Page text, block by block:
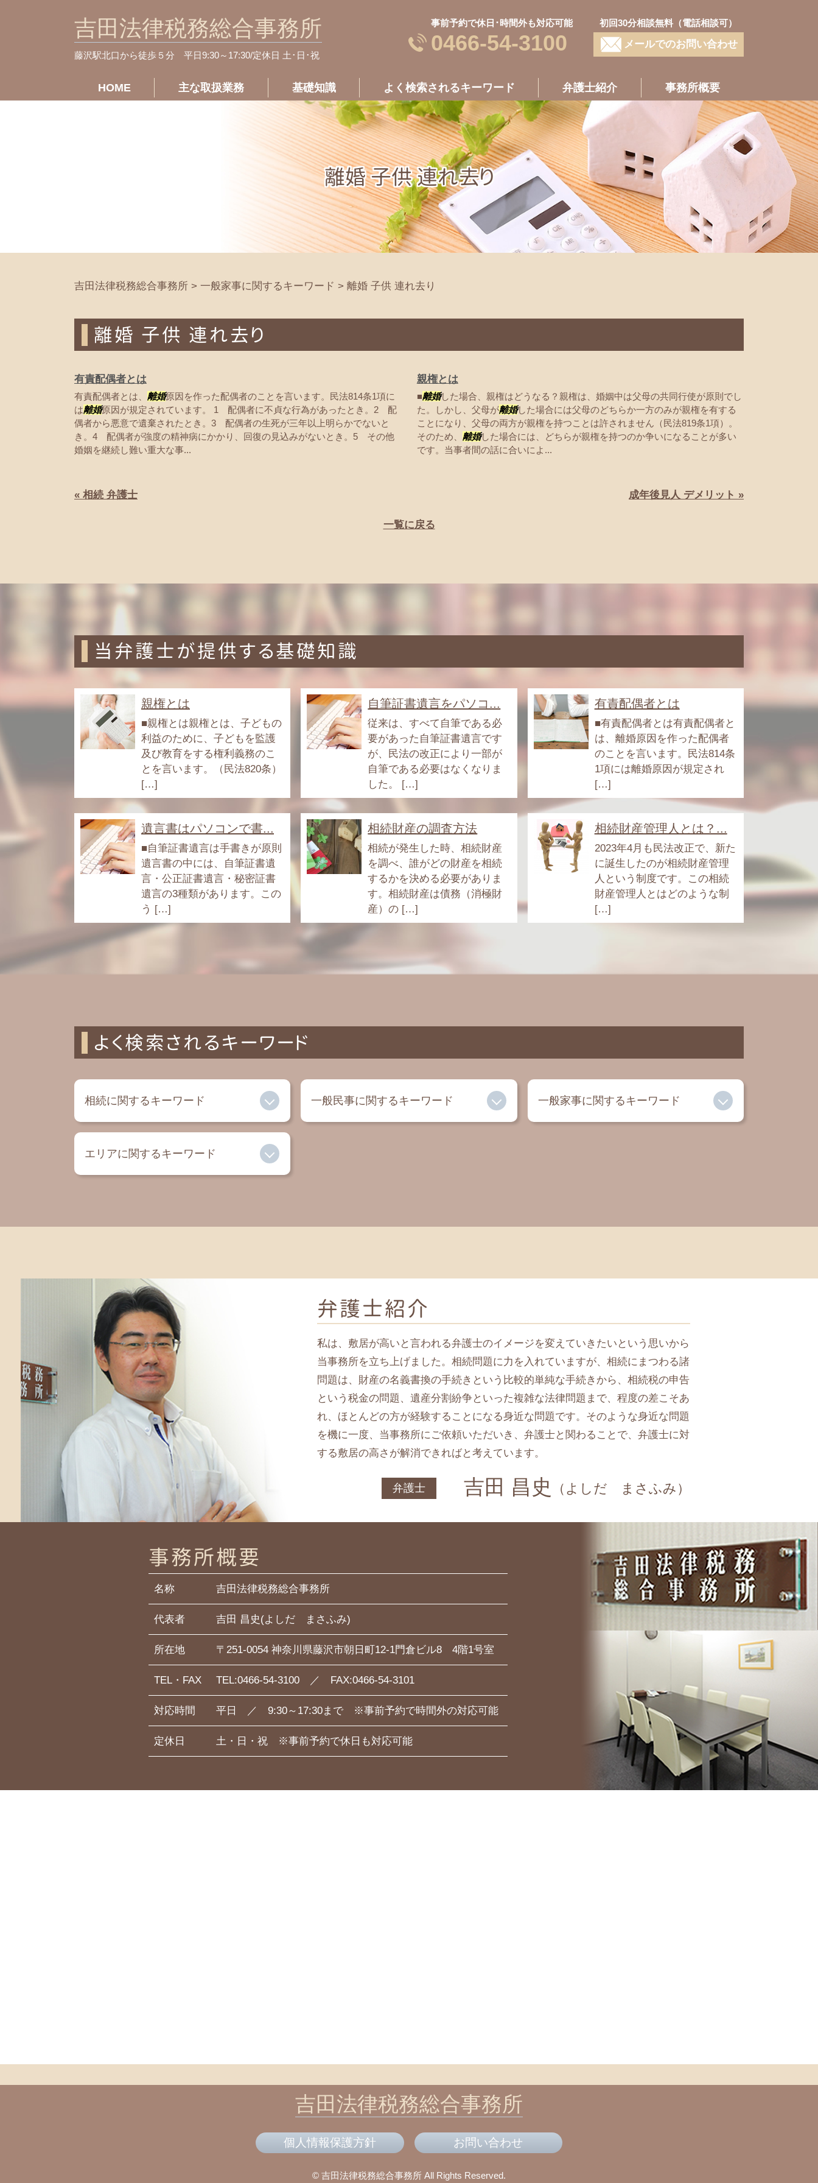
離婚 子供 連れ去り
吉田法律税務総合事務所
藤沢駅北口から徒歩５分 平日9:30～17:30/定休日 土･日･祝
事前予約で休日･時間外も対応可能
0466-54-3100
初回30分相談無料（電話相談可）
メールでのお問い合わせ
HOME 主な取扱業務 基礎知識 よく検索されるキーワード 弁護士紹介 事務所概要
吉田法律税務総合事務所 > 一般家事に関するキーワード > 離婚 子供 連れ去り
離婚 子供 連れ去り
有責配偶者とは
有責配偶者とは、 離婚原因を作った配偶者のことを言います。民法814条1項に
は離婚原因が規定されています。 1 配偶者に不貞な行為があったとき。2 配
偶者から悪意で遺棄されたとき。3 配偶者の生死が三年以上明らかでないと
き。4 配偶者が強度の精神病にかかり、回復の見込みがないとき。5 その他
婚姻を継続し難い重大な事...
親権とは
■離婚した場合、親権はどうなる？親権は、婚姻中は父母の共同行使が原則でし
た。しかし、父母が離婚した場合には父母のどちらか一方のみが親権を有する
ことになり、父母の両方が親権を持つことは許されません（民法819条1項）。
そのため、 離婚した場合には、どちらが親権を持つのか争いになることが多い
です。当事者間の話に合いによ...
« 相続 弁護士 成年後見人 デメリット »
一覧に戻る
当弁護士が提供する基礎知識
親権とは
■親権とは親権とは、子どもの
利益のために、子どもを監護
及び教育をする権利義務のこ
とを言います。（民法820条）
[…]
自筆証書遺言をパソコ...
従来は、すべて自筆である必
要があった自筆証書遺言です
が、民法の改正により一部が
自筆である必要はなくなりま
した。 […]
有責配偶者とは
■有責配偶者とは有責配偶者と
は、離婚原因を作った配偶者
のことを言います。民法814条
1項には離婚原因が規定され
[…]
遺言書はパソコンで書...
■自筆証書遺言は手書きが原則
遺言書の中には、自筆証書遺
言・公正証書遺言・秘密証書
遺言の3種類があります。この
う […]
相続財産の調査方法
相続が発生した時、相続財産
を調べ、誰がどの財産を相続
するかを決める必要がありま
す。相続財産は債務（消極財
産）の […]
相続財産管理人とは？...
2023年4月も民法改正で、新た
に誕生したのが相続財産管理
人という制度です。この相続
財産管理人とはどのような制
[…]
よく検索されるキーワード
相続に関するキーワード
土地 相続税
相続放棄 無効
法定相続分 遺留分
家族信託 メリット
相続 孫
公正遺言 証書
遺留分 相続
相続放棄 生前
相続財産管理人 権限
寄与分 相続人以外
相続放棄 期限
相続 税額
一般民事に関するキーワード 一般家事に関するキーワード
親権とは
エリアに関するキーワード
遺言書 相模原 弁護士
相続 相模原 弁護士
遺言書 藤沢市 弁護士
相続 茅ヶ崎 弁護士
相続税 藤沢市 税理士
遺言書 寒川 弁護士
遺言書 平塚 弁護士
相続税 藤沢市 弁護士
相続 町田 税理士
相続 茅ヶ崎 税理士
相続税 寒川 弁護士
相続 寒川 税理士
相続税 鎌倉 税理士
相続税 茅ヶ崎 弁護士
弁護士紹介
私は、敷居が高いと言われる弁護士のイメージを変えていきたいという思いから
当事務所を立ち上げました。相続問題に力を入れていますが、相続にまつわる諸
問題は、財産の名義書換の手続きという比較的単純な手続きから、相続税の申告
という税金の問題、遺産分割紛争といった複雑な法律問題まで、程度の差こそあ
れ、ほとんどの方が経験することになる身近な問題です。そのような身近な問題
を機に一度、当事務所にご依頼いただいき、弁護士と関わることで、弁護士に対
する敷居の高さが解消できればと考えています。
弁護士 吉田 昌史 （よしだ まさふみ）
事務所概要
名称 吉田法律税務総合事務所
代表者 吉田 昌史(よしだ まさふみ)
所在地 〒251-0054 神奈川県藤沢市朝日町12-1門倉ビル8 4階1号室
TEL・FAX TEL:0466-54-3100 ／ FAX:0466-54-3101
対応時間 平日 ／ 9:30～17:30まで ※事前予約で時間外の対応可能
定休日 土・日・祝 ※事前予約で休日も対応可能
吉田法律税務総合事務所
個人情報保護方針 お問い合わせ
© 吉田法律税務総合事務所 All Rights Reserved.